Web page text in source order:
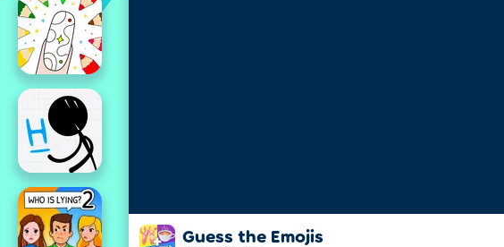
Guess the Emojis